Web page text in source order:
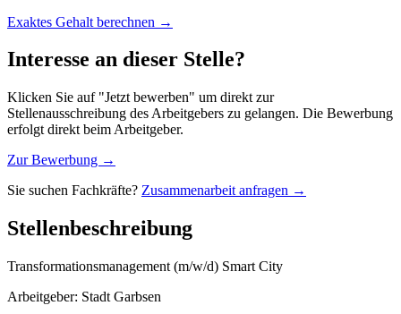
Exaktes Gehalt berechnen →
Interesse an dieser Stelle?
Klicken Sie auf "Jetzt bewerben" um direkt zur
Stellenausschreibung des Arbeitgebers zu gelangen. Die Bewerbung
erfolgt direkt beim Arbeitgeber.
Zur Bewerbung →
Sie suchen Fachkräfte? Zusammenarbeit anfragen →
Stellenbeschreibung
Transformationsmanagement (m/w/d) Smart City
Arbeitgeber: Stadt Garbsen